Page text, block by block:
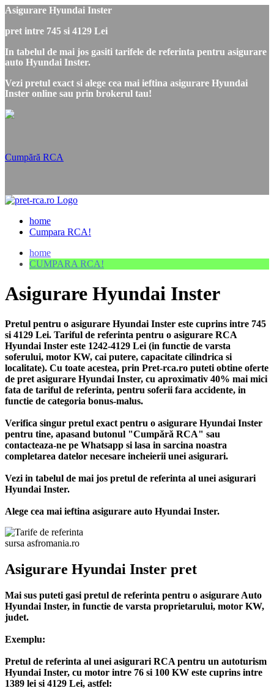
Asigurare Hyundai Inster
pret intre 745 si 4129 Lei
In tabelul de mai jos gasiti tarifele de referinta pentru asigurare
auto Hyundai Inster.
Vezi pretul exact si alege cea mai ieftina asigurare Hyundai
Inster online sau prin brokerul tau!
Cumpără RCA
home
Cumpara RCA!
home
CUMPARA RCA!
Asigurare Hyundai Inster
Pretul pentru o asigurare Hyundai Inster este cuprins intre 745
si 4129 Lei. Tariful de referinta pentru o asigurare RCA
Hyundai Inster este 1242-4129 Lei (in functie de varsta
soferului, motor KW, cai putere, capacitate cilindrica si
localitate). Cu toate acestea, prin Pret-rca.ro puteti obtine oferte
de pret asigurare Hyundai Inster, cu aproximativ 40% mai mici
fata de tariful de referinta, pentru soferii fara accidente, in
functie de categoria bonus-malus.
Verifica singur pretul exact pentru o asigurare Hyundai Inster
pentru tine, apasand butonul "Cumpără RCA" sau
contacteaza-ne pe Whatsapp si lasa in sarcina noastra
completarea datelor necesare incheierii unei asigurari.
Vezi in tabelul de mai jos pretul de referinta al unei asigurari
Hyundai Inster.
Alege cea mai ieftina asigurare auto Hyundai Inster.
sursa asfromania.ro
Asigurare Hyundai Inster pret
Mai sus puteti gasi pretul de referinta pentru o asigurare Auto
Hyundai Inster, in functie de varsta proprietarului, motor KW,
judet.
Exemplu:
Pretul de referinta al unei asigurari RCA pentru un autoturism
Hyundai Inster, cu motor intre 76 si 100 KW este cuprins intre
1389 lei si 4129 Lei, astfel: